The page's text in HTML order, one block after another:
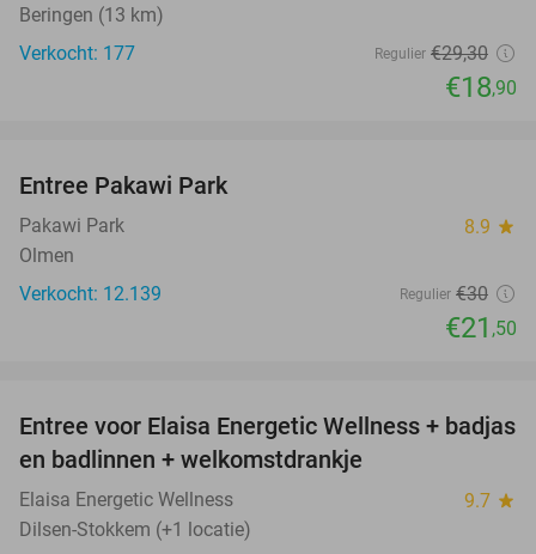
Beringen (13 km)
Verkocht: 177
Regulier €29,30
€18,90
Entree Pakawi Park
Pakawi Park 8.9 star
Olmen
Verkocht: 12.139
Regulier €30
€21 ,50
34%
Entree voor Elaisa Energetic Wellness + badjas
en badlinnen + welkomstdrankje
Elaisa Energetic Wellness 9.7 star
Dilsen-Stokkem (+1 locatie)